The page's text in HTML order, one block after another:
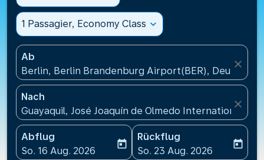
1 Passagier, Economy Class expand_more
Ab
Berlin, Berlin Brandenburg Airport(BER),
close
Nach
Guayaquil, José Joaquín de Olmedo International
close
Abflug
fc-booking-departure-date-aria-label
So. 16 Aug. 2026
today
Rückflug
fc-booking-return-date-
So. 23 Aug. 2026
today